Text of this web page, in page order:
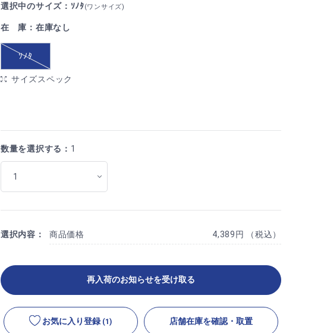
選択中のサイズ：ｿﾉﾀ(ワンサイズ)
在 庫：在庫なし
ｿﾉﾀ
サイズスペック
数量を選択する： 1
選択内容： 商品価格 4,389円 （税込）
再入荷のお知らせを受け取る
お気に入り登録 (1) 店舗在庫を確認・取置